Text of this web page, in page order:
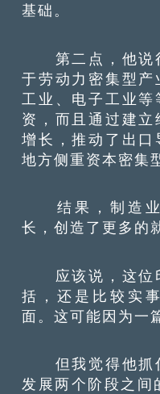
基础。
第二点，他说
于劳动力密集型产
工业、电子工业
资，而且通过建
增长，推动了出口
地方侧重资本密集
结果，制造业
长，创造了更多的
应该说，这位
括，还是比较实
面。这可能因为一
但我觉得他抓
发展两个阶段之间